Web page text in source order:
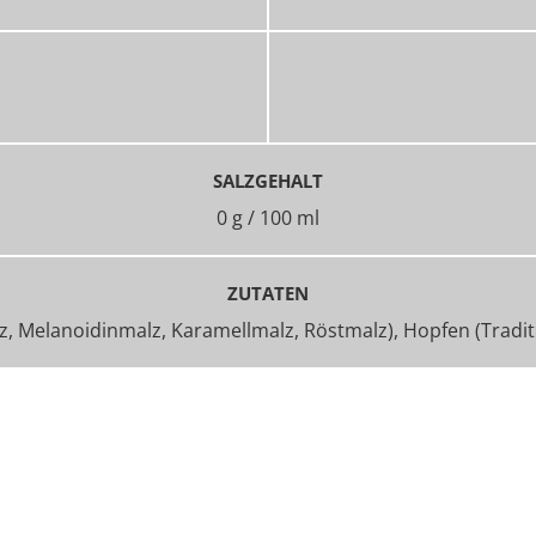
SALZGEHALT
0 g / 100 ml
ZUTATEN
Melanoidinmalz, Karamellmalz, Röstmalz), Hopfen